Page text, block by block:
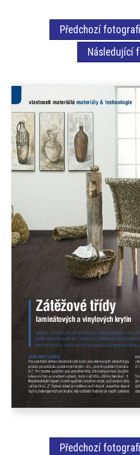
ProfiMag
Kontakt
Předchozí
Následující
Předchozí